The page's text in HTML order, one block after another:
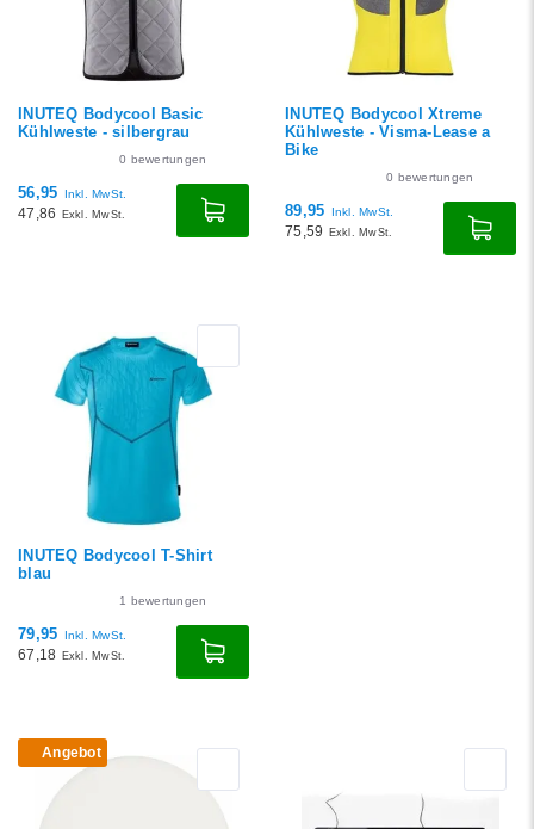
INUTEQ Bodycool Basic
Kühlweste - silbergrau
0 bewertungen
56,95 Inkl. MwSt.
47,86 Exkl. MwSt.
INUTEQ Bodycool Xtreme
Kühlweste - Visma-Lease a
Bike
0 bewertungen
89,95 Inkl. MwSt.
75,59 Exkl. MwSt.
INUTEQ Bodycool T-Shirt
blau
1 bewertungen
79,95 Inkl. MwSt.
67,18 Exkl. MwSt.
Angebot